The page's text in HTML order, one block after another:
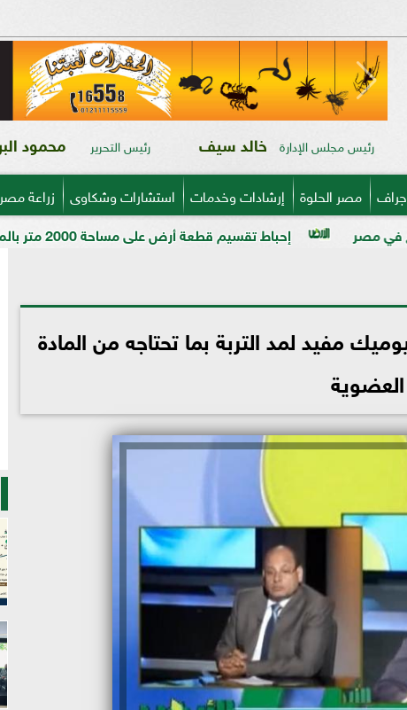
رئيس مجلس الإدارة خالد سيف رئيس التحرير محمود
مصر الحلوة إرشادات وخدمات استشارات وشكاوى زراعة مصر
إحباط تقسيم قطعة أرض على مساحة 2000 متر بالمراغة قبل تنفيذ المخالفة
مفيد لمد التربة بما تحتاجه من المادة
العضوية